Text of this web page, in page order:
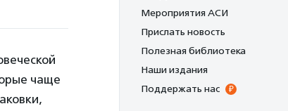
чаще
Мероприятия АСИ
Прислать новость
Полезная библиотека
Наши издания
Поддержать нас